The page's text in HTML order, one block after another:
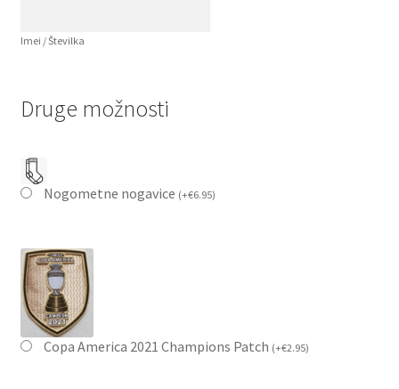
Imei / Številka
Druge možnosti
Nogometne nogavice (+€6.95)
Copa America 2021 Champions Patch (+€2.95)